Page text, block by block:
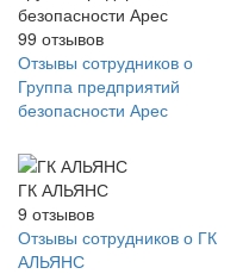
безопасности Арес
99 отзывов
Отзывы сотрудников о
Группа предприятий
безопасности Арес
ГК АЛЬЯНС
9 отзывов
Отзывы сотрудников о ГК
АЛЬЯНС